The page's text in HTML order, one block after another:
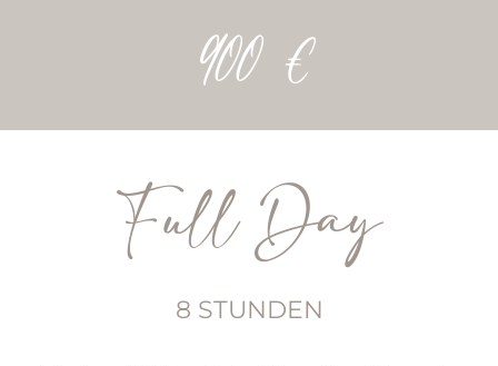
900 €
Full Day
8 STUNDEN